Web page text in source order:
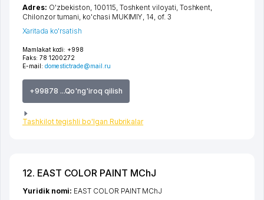
Mamlakat kodi: +998
Faks: 78 1200272
E-mail: domestictrade@mail.ru
+99878 ...Qo'ng'iroq qilish
Tashkilot tegishli bo'lgan Rubrikalar
Adres: O'zbekiston, 100115, Toshkent viloyati, Toshkent,
Chilonzor tumani, ko'chasi MUKIMIY, 14, of. 3
Xaritada ko'rsatish
12. EAST COLOR PAINT MChJ
Yuridik nomi: EAST COLOR PAINT MChJ